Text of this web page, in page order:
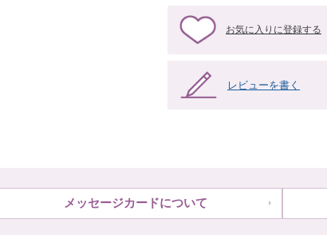
お気に入りに登録する
レビューを書く
メッセージカードについて